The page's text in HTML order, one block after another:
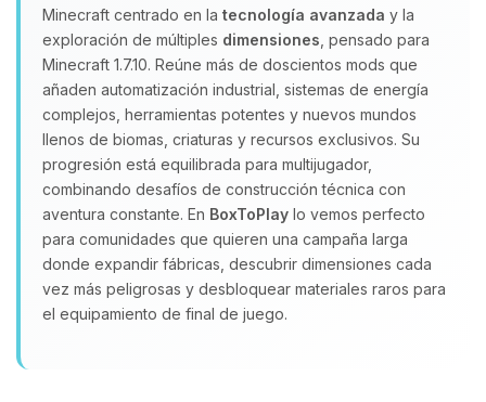
Minecraft centrado en la tecnología avanzada y la
exploración de múltiples dimensiones , pensado para
Minecraft 1.7.10. Reúne más de doscientos mods que
añaden automatización industrial, sistemas de energía
complejos, herramientas potentes y nuevos mundos
llenos de biomas, criaturas y recursos exclusivos. Su
progresión está equilibrada para multijugador,
combinando desafíos de construcción técnica con
aventura constante. En BoxToPlay lo vemos perfecto
para comunidades que quieren una campaña larga
donde expandir fábricas, descubrir dimensiones cada
vez más peligrosas y desbloquear materiales raros para
el equipamiento de final de juego.